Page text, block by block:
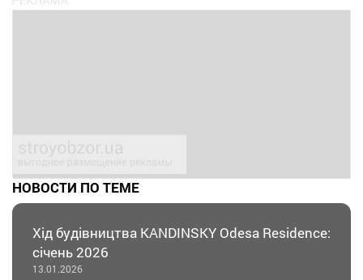
НОВОСТИ ПО ТЕМЕ
Хід будівництва KANDINSKY Odesa Residence:
січень 2026
13.01.2026